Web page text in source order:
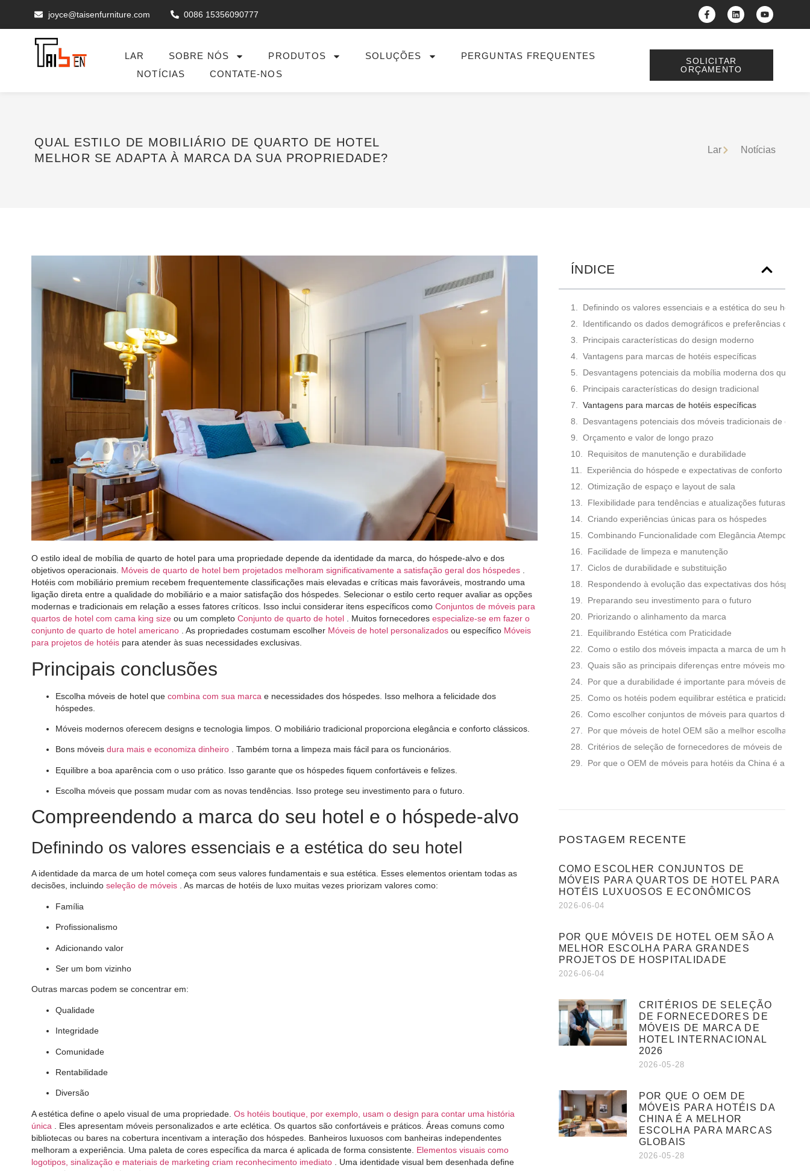
joyce@taisenfurniture.com 0086 15356090777
LAR SOBRE NÓS PRODUTOS SOLUÇÕES
PERGUNTAS FREQUENTES
NOTÍCIAS
CONTATE-NOS
SOLICITAR
ORÇAMENTO
QUAL ESTILO DE MOBILIÁRIO DE QUARTO DE HOTEL
MELHOR SE ADAPTA À MARCA DA SUA PROPRIEDADE?
Lar Notícias
O estilo ideal de mobília de quarto de hotel para uma propriedade depende da identidade da marca, do hóspede-alvo e dos
objetivos operacionais. Móveis de quarto de hotel bem projetados melhoram significativamente a satisfação geral dos hóspedes
Hotéis com mobiliário premium recebem frequentemente classificações mais elevadas e críticas mais favoráveis, mostrando uma
ligação direta entre a qualidade do mobiliário e a maior satisfação dos hóspedes. Selecionar o estilo certo requer avaliar as opções
modernas e tradicionais em relação a esses fatores críticos. Isso inclui considerar itens específicos como Conjuntos de móveis para
quartos de hotel com cama king size ou um completo Conjunto de quarto de hotel . Muitos fornecedores especialize-se em fazer o
conjunto de quarto de hotel americano
. As propriedades costumam escolher Móveis de hotel personalizados ou específico Móveis
para projetos de hotéis para atender às suas necessidades exclusivas.
Principais conclusões
Escolha móveis de hotel que combina com sua marca e necessidades dos hóspedes. Isso melhora a felicidade dos
hóspedes.
Móveis modernos oferecem designs e tecnologia limpos. O mobiliário tradicional proporciona elegância e conforto clássicos.
Bons móveis dura mais e economiza dinheiro . Também torna a limpeza mais fácil para os funcionários.
Equilibre a boa aparência com o uso prático. Isso garante que os hóspedes fiquem confortáveis ​​e felizes.
Escolha móveis que possam mudar com as novas tendências. Isso protege seu investimento para o futuro.
Compreendendo a marca do seu hotel e o hóspede-alvo
Definindo os valores essenciais e a estética do seu hotel
A identidade da marca de um hotel começa com seus valores fundamentais e sua estética. Esses elementos orientam todas as
decisões, incluindo seleção de móveis . As marcas de hotéis de luxo muitas vezes priorizam valores como:
Família
Profissionalismo
Adicionando valor
Ser um bom vizinho
Outras marcas podem se concentrar em:
Qualidade
Integridade
Comunidade
Rentabilidade
Diversão
A estética define o apelo visual de uma propriedade. Os hotéis boutique, por exemplo, usam o design para contar uma história
única
. Eles apresentam móveis personalizados e arte eclética. Os quartos são confortáveis ​​e práticos. Áreas comuns como
bibliotecas ou bares na cobertura incentivam a interação dos hóspedes. Banheiros luxuosos com banheiras independentes
melhoram a experiência. Uma paleta de cores específica da marca é aplicada de forma consistente. Elementos visuais como
logotipos, sinalização e materiais de marketing criam reconhecimento imediato
. Uma identidade visual bem desenhada define
ÍNDICE
Definindo os valores essenciais e a estética do seu hotel
Identificando os dados demográficos e preferências dos
Principais características do design moderno
Vantagens para marcas de hotéis específicas
Desvantagens potenciais da mobília moderna dos quartos
Principais características do design tradicional
Vantagens para marcas de hotéis específicas
Desvantagens potenciais dos móveis tradicionais de
Orçamento e valor de longo prazo
Requisitos de manutenção e durabilidade
Experiência do hóspede e expectativas de conforto
Otimização de espaço e layout de sala
Flexibilidade para tendências e atualizações futuras
Criando experiências únicas para os hóspedes
Combinando Funcionalidade com Elegância Atemporal
Facilidade de limpeza e manutenção
Ciclos de durabilidade e substituição
Respondendo à evolução das expectativas dos hóspedes
Preparando seu investimento para o futuro
Priorizando o alinhamento da marca
Equilibrando Estética com Praticidade
Como o estilo dos móveis impacta a marca de um hotel?
Quais são as principais diferenças entre móveis
Por que a durabilidade é importante para móveis de
Como os hotéis podem equilibrar estética e praticidade?
Como escolher conjuntos de móveis para quartos de
Por que móveis de hotel OEM são a melhor escolha
Critérios de seleção de fornecedores de móveis de
Por que o OEM de móveis para hotéis da China é a
POSTAGEM RECENTE
COMO ESCOLHER CONJUNTOS DE
MÓVEIS PARA QUARTOS DE HOTEL PARA
HOTÉIS LUXUOSOS E ECONÔMICOS
2026-06-04
POR QUE MÓVEIS DE HOTEL OEM SÃO A
MELHOR ESCOLHA PARA GRANDES
PROJETOS DE HOSPITALIDADE
2026-06-04
CRITÉRIOS DE SELEÇÃO
DE FORNECEDORES DE
MÓVEIS DE MARCA DE
HOTEL INTERNACIONAL
2026
2026-05-28
POR QUE O OEM DE
MÓVEIS PARA HOTÉIS DA
CHINA É A MELHOR
ESCOLHA PARA MARCAS
GLOBAIS
2026-05-28